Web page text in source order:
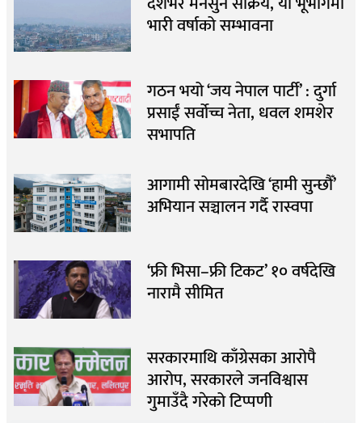
भारी वर्षाको सम्भावना
गठन भयो ‘जय नेपाल पार्टी’ : दुर्गा
प्रसाईं सर्वोच्च नेता, धवल शमशेर
सभापति
आगामी सोमबारदेखि ‘हामी सुन्छौँ’
अभियान सञ्चालन गर्दै रास्वपा
‘फ्री भिसा–फ्री टिकट’ १० वर्षदेखि
नारामै सीमित
सरकारमाथि काँग्रेसका आरोपै
आरोप, सरकारले जनविश्वास
गुमाउँदै गरेको टिप्पणी